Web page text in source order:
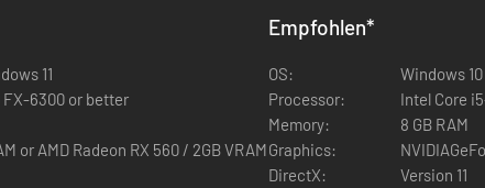
und Ausmerzflügel-Panzer Beta
Kostüm
11
FX-6300 or better
or AMD Radeon RX 560 / 2GB VRAM
Empfohlen*
OS:
Windows
Processor:
Intel Core
Memory:
8 GB RAM
Graphics:
DirectX:
Version 11